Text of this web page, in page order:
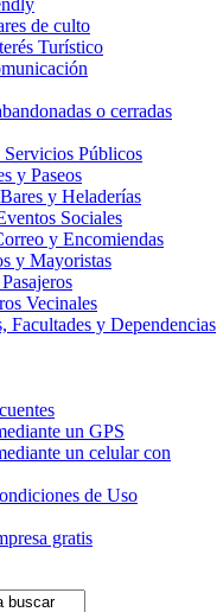
de culto
Turístico
o cerradas
Públicos
y Paseos
y Heladerías
Sociales
y Encomiendas
y Mayoristas
Vecinales
Facultades y Dependencias
un GPS
un celular con
de Uso
gratis